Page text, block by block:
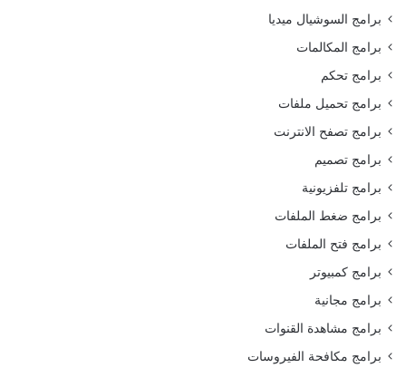
برامج السوشيال ميديا
برامج المكالمات
برامج تحكم
برامج تحميل ملفات
برامج تصفح الانترنت
برامج تصميم
برامج تلفزيونية
برامج ضغط الملفات
برامج فتح الملفات
برامج كمبيوتر
برامج مجانية
برامج مشاهدة القنوات
برامج مكافحة الفيروسات